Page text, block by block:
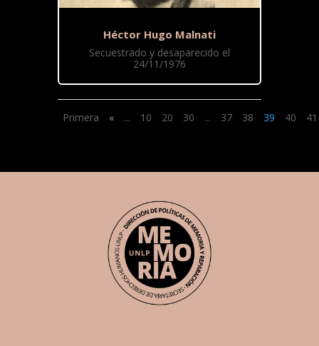
Héctor Hugo Malnati
Secuestrado y desaparecido el
24/11/1976
Primera « ... 10 20 30 ... 37 38 39 40 41